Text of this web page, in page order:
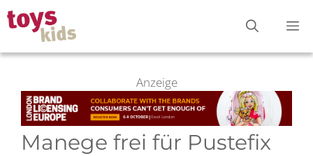
Zum
Inhalt
springen
Anzeige
Manege frei für Pustefix